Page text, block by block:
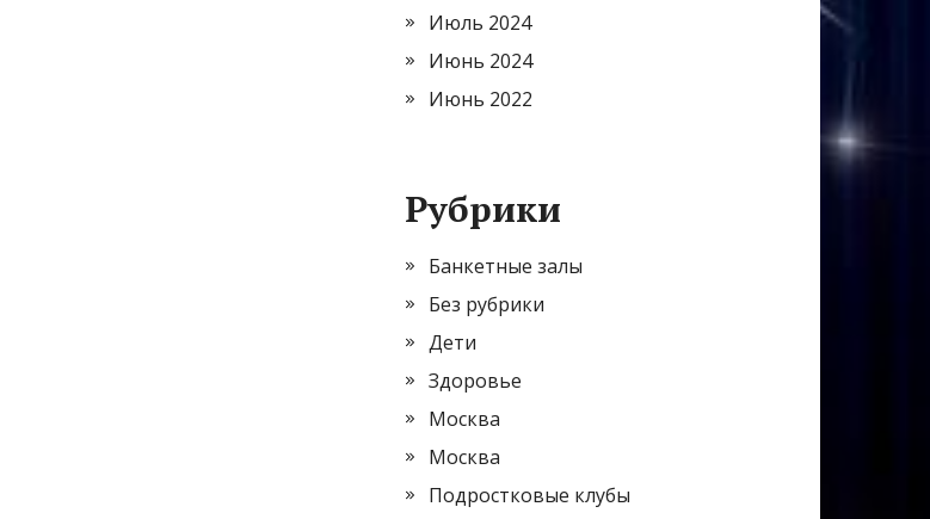
Июль 2024
Июнь 2024
Июнь 2022
Рубрики
Банкетные залы
Без рубрики
Дети
Здоровье
Москва
Москва
Подростковые клубы